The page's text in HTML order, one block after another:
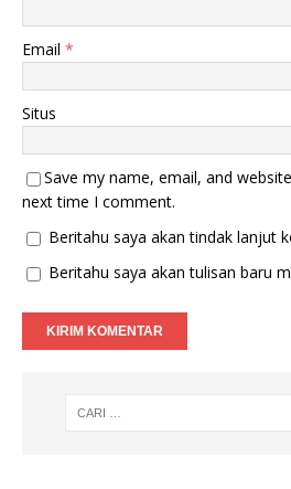
Email *
Situs
Save my name, email, and
next time I comment.
Beritahu saya akan tindak lanjut
Beritahu saya akan tulisan baru